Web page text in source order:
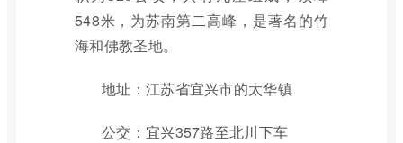
548米，为苏南第二高峰，是著名的竹
海和佛教圣地。
地址：江苏省宜兴市的太华镇
公交：宜兴357路至北川下车